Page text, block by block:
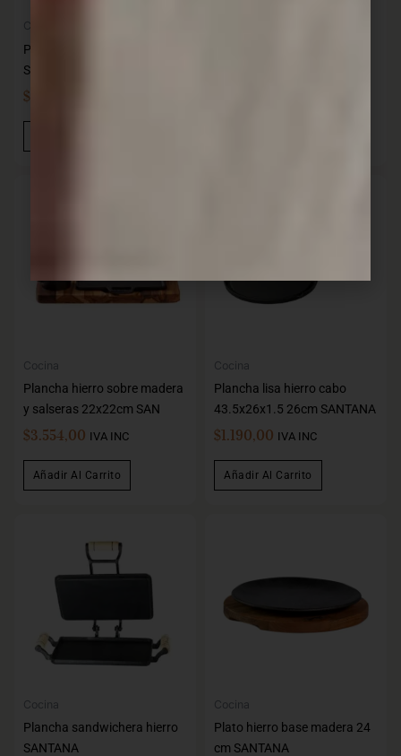
Plancha hierro lisa 22×22 cm
SANTANA
$
Cocina
Plancha hierro sobre madera
y salseras 22x22cm SAN
$3.554,00 IVA INC
Añadir Al Carrito
Cocina
Plancha lisa hierro cabo
43.5x26x1.5 26cm SANTANA
$1.190,00 IVA INC
Añadir Al Carrito
Cocina
Plancha sandwichera hierro
SANTANA
Cocina
Plato hierro base madera 24
cm SANTANA